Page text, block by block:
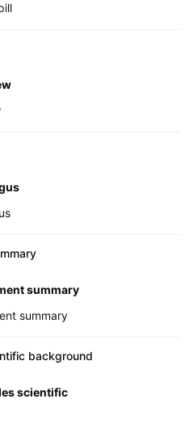
summary
summary
background
scientific